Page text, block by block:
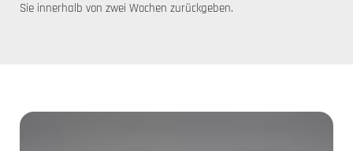
Sie innerhalb von zwei Wochen zurückgeben.